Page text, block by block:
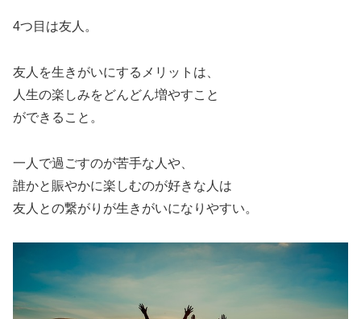
4つ目は友人。
友人を生きがいにするメリットは、
人生の楽しみをどんどん増やすこと
ができること。
一人で過ごすのが苦手な人や、
誰かと賑やかに楽しむのが好きな人は
友人との繋がりが生きがいになりやすい。